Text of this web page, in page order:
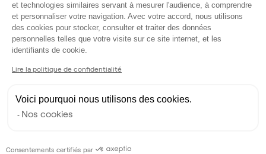
et technologies similaires servant à mesurer l'audience, à comprendre
et personnaliser votre navigation. Avec votre accord, nous utilisons
des cookies pour stocker, consulter et traiter des données
personnelles telles que votre visite sur ce site internet, et les
identifiants de cookie.
Lire la politique de confidentialité
Voici pourquoi nous utilisons des cookies.
Nos cookies
Consentements certifiés par